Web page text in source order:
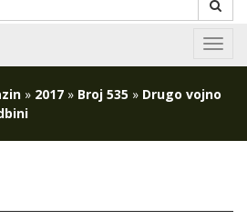
» 2017 » Broj 535 » Drugo vojno